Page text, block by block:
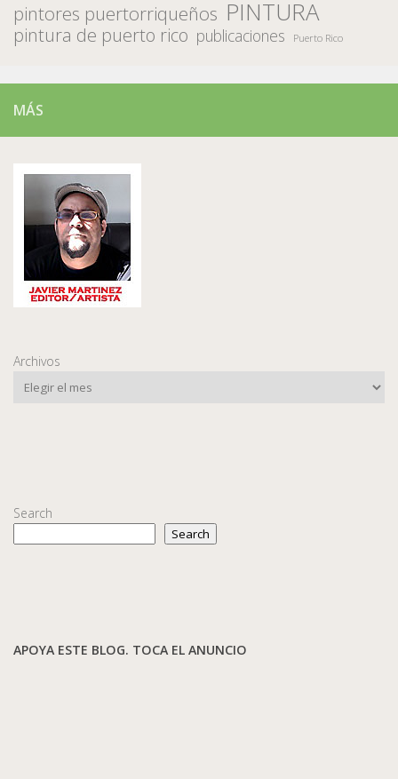
pintores puertorriqueños PINTURA
pintura de puerto rico publicaciones Puerto Rico
MÁS
Archivos
Search
Search
APOYA ESTE BLOG. TOCA EL ANUNCIO